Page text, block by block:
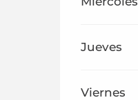
Jueves
Viernes